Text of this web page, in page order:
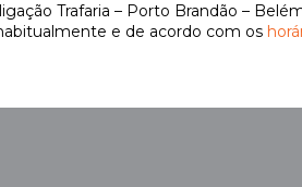
Trafaria – Porto Brandão –
e de acordo com os